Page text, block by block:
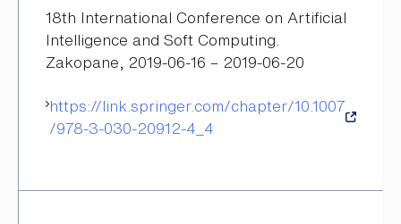
18th International Conference on Artificial
Intelligence and Soft Computing.
Zakopane, 2019-06-16 – 2019-06-20
https://link.springer.com/chapter/10.1007
/978-3-030-20912-4_4